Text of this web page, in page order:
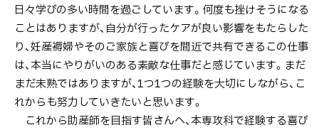
日々学びの多い時間を過ごしています。何度も挫けそうになる
ことはありますが、自分が行ったケアが良い影響をもたらした
り、妊産褥婦やそのご家族と喜びを間近で共有できるこの仕事
は、本当にやりがいのある素敵な仕事だと感じています。まだ
まだ未熟ではありますが、1つ1つの経験を大切にしながら、こ
れからも努力していきたいと思います。
これから助産師を目指す皆さんへ、本専攻科で経験する喜び